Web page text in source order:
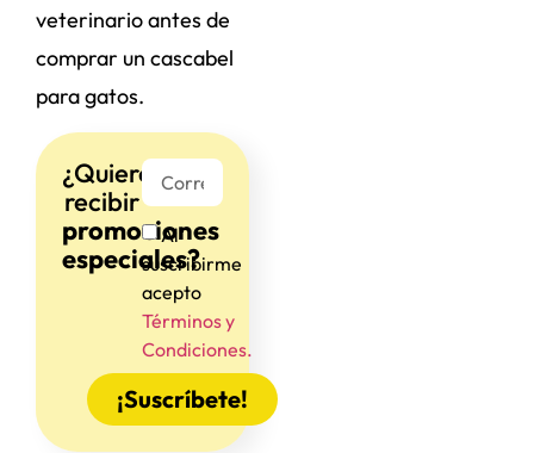
veterinario antes de
comprar un cascabel
para gatos.
¿Quieres
recibir
promociones
especiales?
Al
suscribirme
acepto
Términos y
Condiciones.
¡Suscríbete!